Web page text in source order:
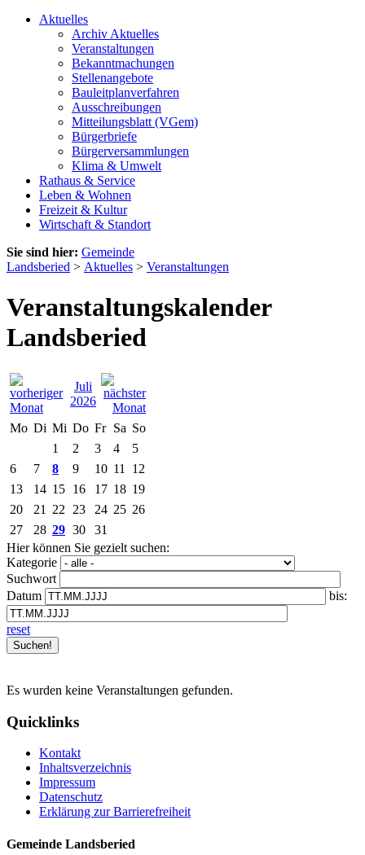
Aktuelles
Archiv Aktuelles
Veranstaltungen
Bekanntmachungen
Stellenangebote
Bauleitplanverfahren
Ausschreibungen
Mitteilungsblatt (VGem)
Bürgerbriefe
Bürgerversammlungen
Klima & Umwelt
Rathaus & Service
Leben & Wohnen
Freizeit & Kultur
Wirtschaft & Standort
Sie sind hier: Gemeinde
Landsberied > Aktuelles > Veranstaltungen
Veranstaltungskalender
Landsberied
Juli
2026
Mo Di Mi Do Fr Sa So
1
2 3 4
5
6
7 8 9 10 11
12
13
14 15 16 17 18 19
20
21 22 23 24 25 26
27
28 29 30
31
Hier können Sie gezielt suchen:
Kategorie
Suchwort
Datum
bis:
reset
Es wurden keine Veranstaltungen gefunden.
Quicklinks
Kontakt
Inhaltsverzeichnis
Impressum
Datenschutz
Erklärung zur Barrierefreiheit
Gemeinde Landsberied